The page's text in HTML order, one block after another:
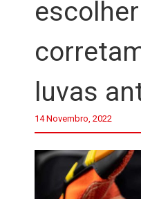
escolher
luvas
14 Novembro, 2022